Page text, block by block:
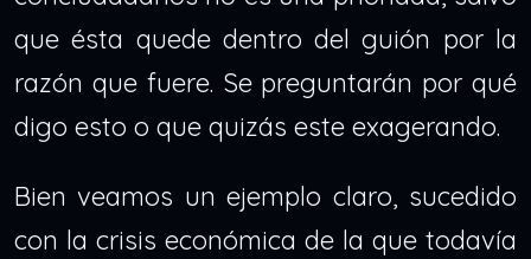
que ésta quede dentro del guión por la
razón que fuere. Se preguntarán por qué
digo esto o que quizás este exagerando.
Bien veamos un ejemplo claro, sucedido
con la crisis económica de la que todavía